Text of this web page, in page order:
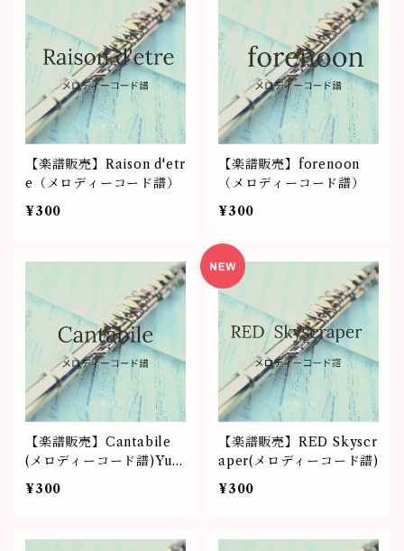
【楽譜販売】Raison d'etr
e（メロディーコード譜）
¥300
【楽譜販売】forenoon
（メロディーコード譜）
¥300
【楽譜販売】Cantabile
(メロディーコード譜)Yum
iko＆小川徹
¥300
【楽譜販売】RED Skyscr
aper(メロディーコード譜)
¥300